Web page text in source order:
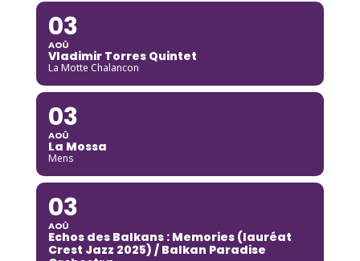
03
AOÛ
Vladimir Torres Quintet
La Motte Chalancon
03
AOÛ
La Mossa
Mens
03
AOÛ
Echos des Balkans : Memories (lauréat
Crest Jazz 2025) / Balkan Paradise